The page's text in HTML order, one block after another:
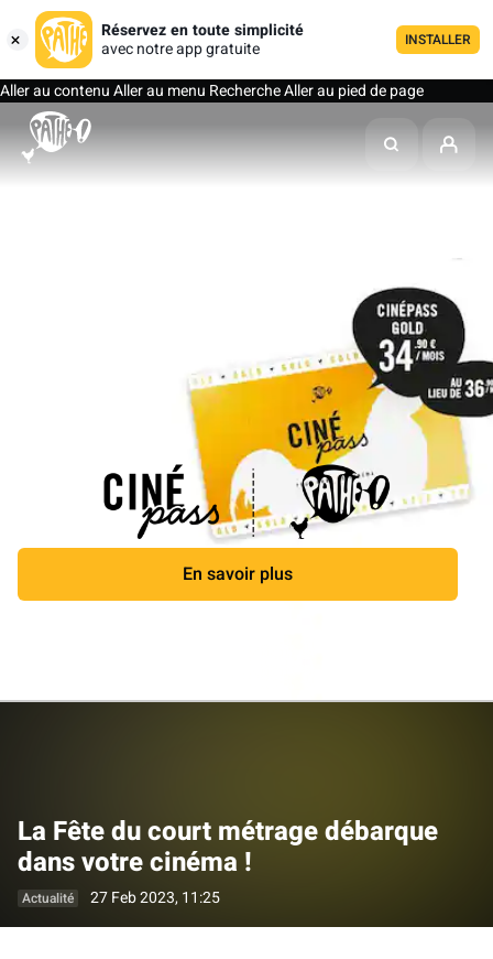
Réservez en toute simplicité
avec notre app gratuite
INSTALLER
Aller au contenuAller au menu RechercheAller au pied de page
En savoir plus
La Fête du court métrage débarque
dans votre cinéma !
Actualité 27 Feb 2023, 11:25